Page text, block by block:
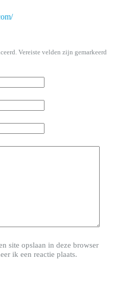
Vereiste velden zijn gemarkeerd
site opslaan in deze browser
ik een reactie plaats.